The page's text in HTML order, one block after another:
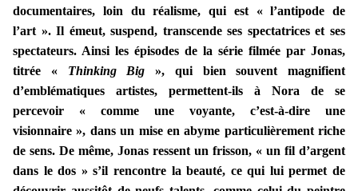
documentaires, loin du réalisme, qui est « l’antipode de
l’art ». Il émeut, suspend, transcende ses spectatrices et ses
spectateurs. Ainsi les épisodes de la série filmée par Jonas,
titrée « Thinking Big », qui bien souvent magnifient
d’emblématiques artistes, permettent-ils à Nora de se
percevoir « comme une voyante, c’est-à-dire une
visionnaire », dans un mise en abyme particulièrement riche
de sens. De même, Jonas ressent un frisson, « un fil d’argent
dans le dos » s’il rencontre la beauté, ce qui lui permet de